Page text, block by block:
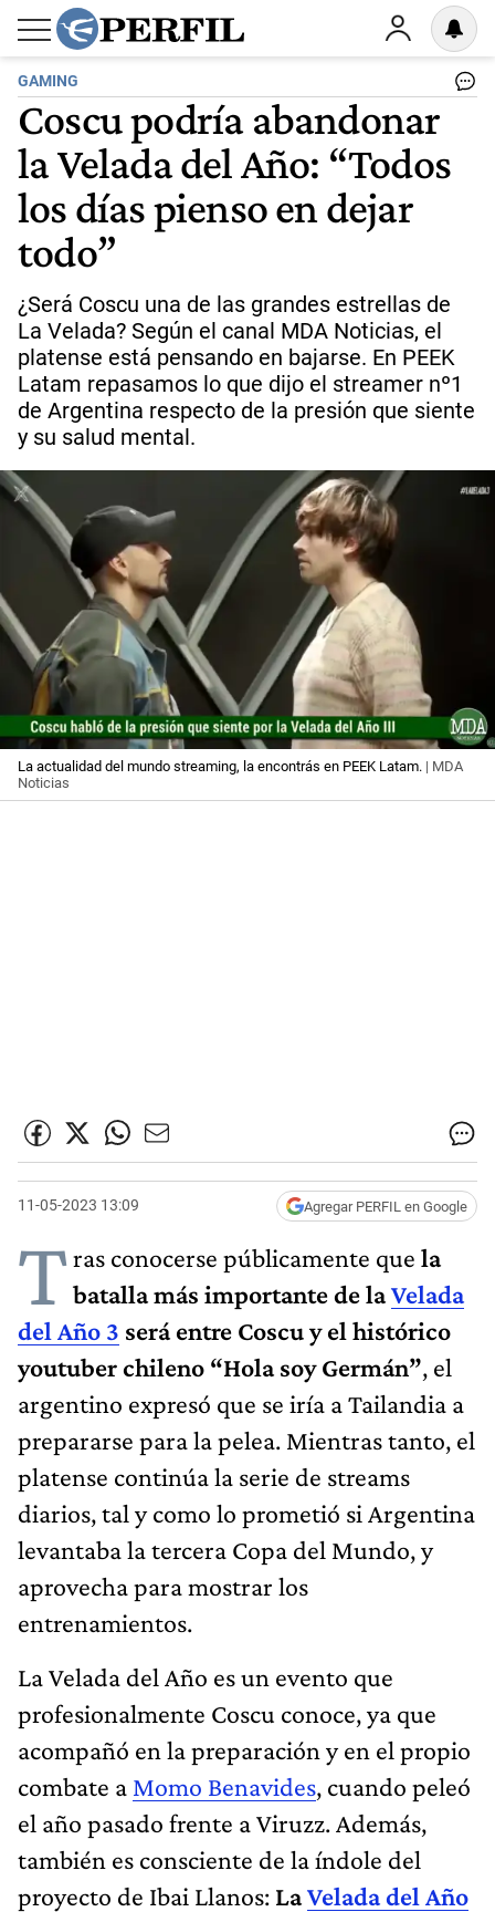
GAMING
Coscu podría abandonar
la Velada del Año: “Todos
los días pienso en dejar
todo”
¿Será Coscu una de las grandes estrellas de
La Velada? Según el canal MDA Noticias, el
platense está pensando en bajarse. En PEEK
Latam repasamos lo que dijo el streamer nº1
de Argentina respecto de la presión que siente
y su salud mental.
La actualidad del mundo streaming, la encontrás en PEEK Latam. | MDA
Noticias
11-05-2023 13:09 Agregar PERFIL en Google
Tras conocerse públicamente que la
batalla más importante de laVelada
del Año 3 será entre Coscu y el histórico
youtuber chileno “Hola soy Germán”, el
argentino expresó que se iría a Tailandia a
prepararse para la pelea. Mientras tanto, el
platense continúa la serie de streams
diarios, tal y como lo prometió si Argentina
levantaba la tercera Copa del Mundo, y
aprovecha para mostrar los
entrenamientos.
La Velada del Año es un evento que
profesionalmente Coscu conoce, ya que
acompañó en la preparación y en el propio
combate a Momo Benavides, cuando peleó
el año pasado frente a Viruzz. Además,
también es consciente de la índole del
proyecto de Ibai Llanos: LaVelada del Año